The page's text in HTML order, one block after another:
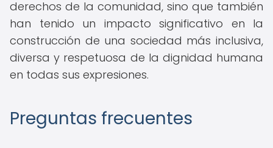
derechos de la comunidad, sino que también
han tenido un impacto significativo en la
construcción de una sociedad más inclusiva,
diversa y respetuosa de la dignidad humana
en todas sus expresiones.
Preguntas frecuentes